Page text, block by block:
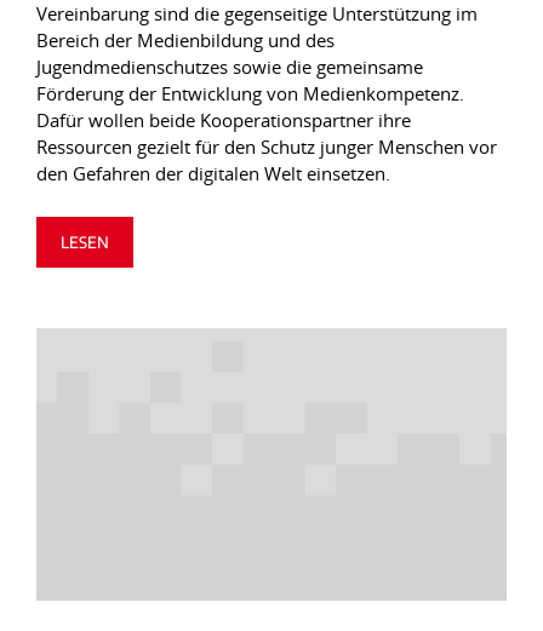
Vereinbarung sind die gegenseitige Unterstützung im
Bereich der Medienbildung und des
Jugendmedienschutzes sowie die gemeinsame
Förderung der Entwicklung von Medienkompetenz.
Dafür wollen beide Kooperationspartner ihre
Ressourcen gezielt für den Schutz junger Menschen vor
den Gefahren der digitalen Welt einsetzen.
LESEN